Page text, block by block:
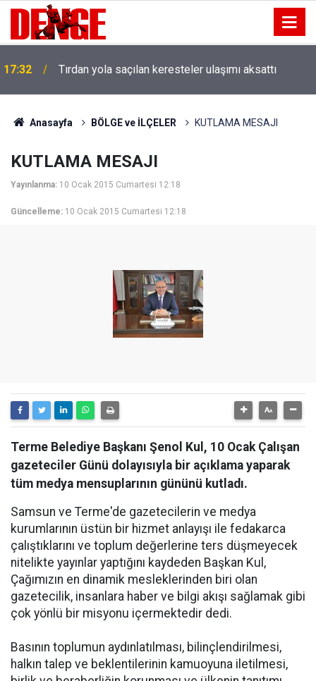
17:32 Tırdan yola saçılan keresteler ulaşımı aksattı
Anasayfa BÖLGE ve İLÇELER KUTLAMA MESAJI
KUTLAMA MESAJI
Yayınlanma: 10 Ocak 2015 Cumartesi 12:18
Güncelleme: 10 Ocak 2015 Cumartesi 12:18
Terme Belediye Başkanı Şenol Kul, 10 Ocak Çalışan
gazeteciler Günü dolayısıyla bir açıklama yaparak
tüm medya mensuplarının gününü kutladı.
Samsun ve Terme'de gazetecilerin ve medya
kurumlarının üstün bir hizmet anlayışı ile fedakarca
çalıştıklarını ve toplum değerlerine ters düşmeyecek
nitelikte yayınlar yaptığını kaydeden Başkan Kul,
Çağımızın en dinamik mesleklerinden biri olan
gazetecilik, insanlara haber ve bilgi akışı sağlamak gibi
çok yönlü bir misyonu içermektedir dedi.
Basının toplumun aydınlatılması, bilinçlendirilmesi,
halkın talep ve beklentilerinin kamuoyuna iletilmesi,